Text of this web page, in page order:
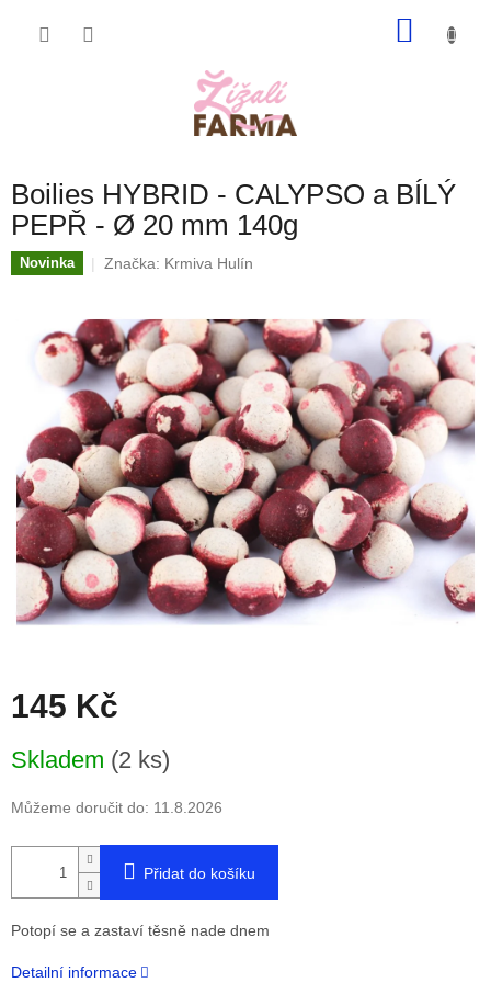
Boilies HYBRID - CALYPSO a BÍLÝ
PEPŘ - Ø 20 mm 140g
Novinka Značka: Krmiva Hulín
145 Kč
cena:
Skladem (2 ks)
Můžeme doručit do: 11.8.2026
Přidat do košíku
Potopí se a zastaví těsně nade dnem
Detailní informace